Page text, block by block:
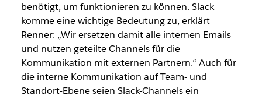
benötigt, um funktionieren zu können. Slack
komme eine wichtige Bedeutung zu, erklärt
Renner: „Wir ersetzen damit alle internen Emails
und nutzen geteilte Channels für die
Kommunikation mit externen Partnern.“ Auch für
die interne Kommunikation auf Team- und
Standort-Ebene seien Slack-Channels ein